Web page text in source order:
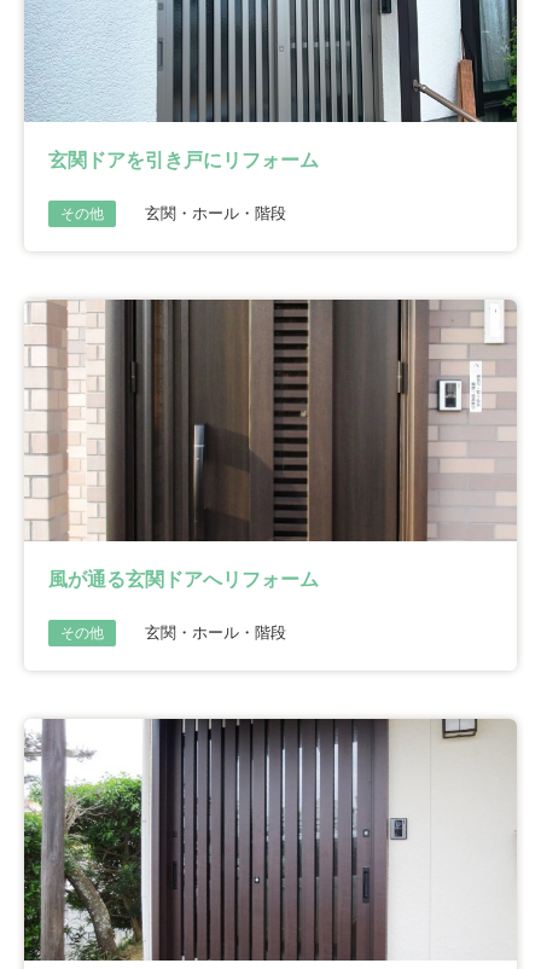
玄関ドアを引き戸にリフォーム
その他 玄関・ホール・階段
風が通る玄関ドアへリフォーム
その他 玄関・ホール・階段